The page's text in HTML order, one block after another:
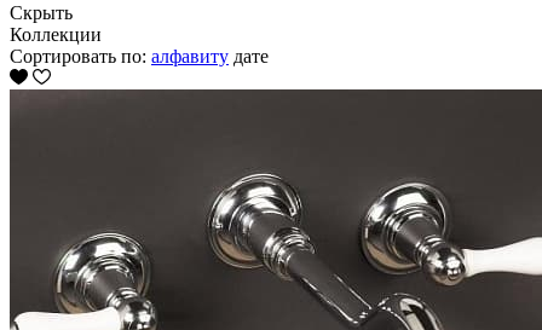
Скрыть
Коллекции
Сортировать по: алфавиту дате